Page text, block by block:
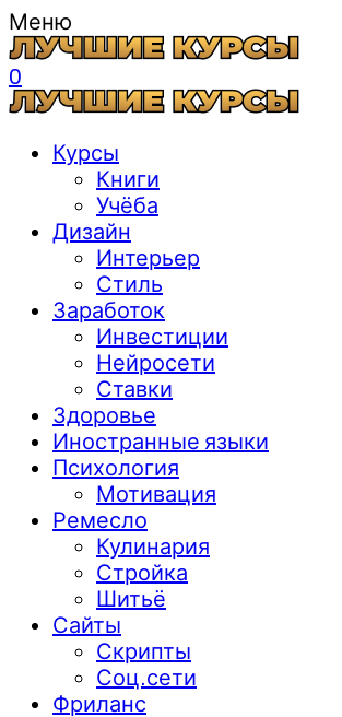
Меню
0
Курсы
Книги
Учёба
Дизайн
Интерьер
Стиль
Заработок
Инвестиции
Нейросети
Ставки
Здоровье
Иностранные языки
Психология
Мотивация
Ремесло
Кулинария
Стройка
Шитьё
Сайты
Скрипты
Соц.сети
Фриланс